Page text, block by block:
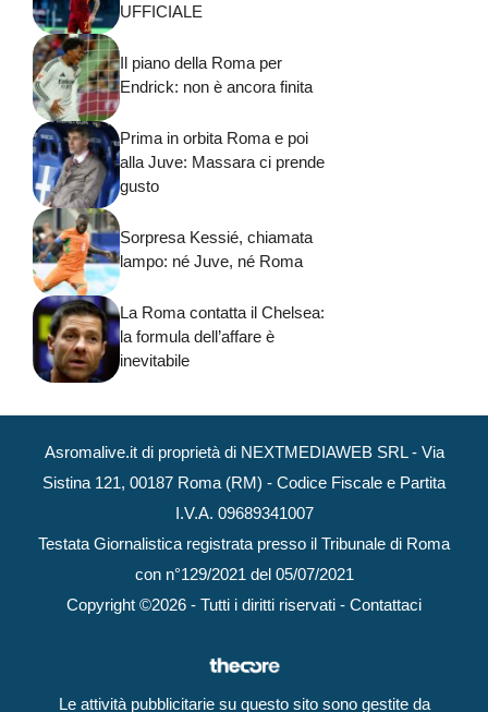
UFFICIALE
Il piano della Roma per
Endrick: non è ancora finita
Prima in orbita Roma e poi
alla Juve: Massara ci prende
gusto
Sorpresa Kessié, chiamata
lampo: né Juve, né Roma
La Roma contatta il Chelsea:
la formula dell’affare è
inevitabile
Asromalive.it di proprietà di NEXTMEDIAWEB SRL - Via
Sistina 121, 00187 Roma (RM) - Codice Fiscale e Partita
I.V.A. 09689341007
Testata Giornalistica registrata presso il Tribunale di Roma
con n°129/2021 del 05/07/2021
Copyright ©2026 - Tutti i diritti riservati - Contattaci
Le attività pubblicitarie su questo sito sono gestite da